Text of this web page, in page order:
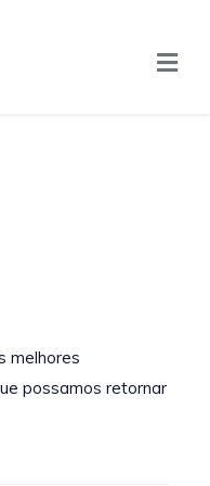
melhores
possamos retornar